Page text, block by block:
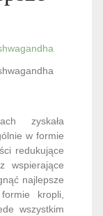
zyskała
w formie
redukujące
wspierające
najlepsze
kropli,
wszystkim